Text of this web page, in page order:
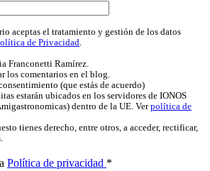
aceptas el tratamiento y gestión de los datos
de Privacidad.
Franconetti Ramírez.
comentarios en el blog.
(que estás de acuerdo)
estarán ubicados en los servidores de IONOS
dentro de la UE. Verpolítica de
tienes derecho, entre otros, a acceder, rectificar,
Política de privacidad *